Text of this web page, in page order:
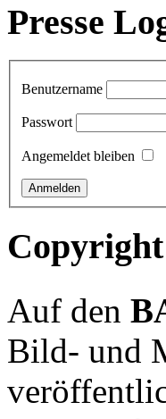
Presse
Benutzername
Passwort
Angemeldet bleiben
Auf den
Bild- und